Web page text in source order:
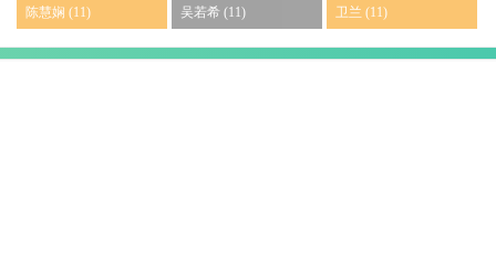
陈慧娴 (11) 吴若希 (11) 卫兰 (11)